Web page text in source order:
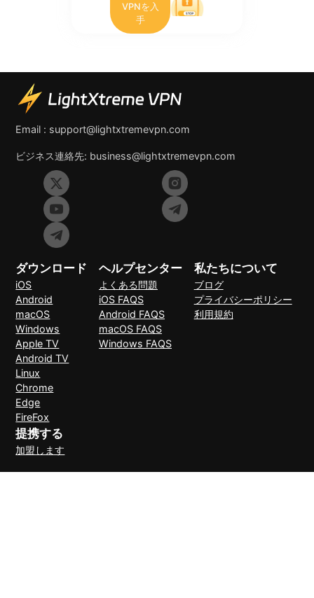
VPNを入
手
Email : support@lightxtremevpn.com
ビジネス連絡先: business@lightxtremevpn.com
ダウンロード
iOS
Android
macOS
Windows
Apple TV
Android TV
Linux
Chrome
Edge
FireFox
ヘルプセンター
よくある問題
iOS FAQS
Android FAQS
macOS FAQS
Windows FAQS
私たちについて
ブログ
プライバシーポリシー
利用規約
提携する
加盟します